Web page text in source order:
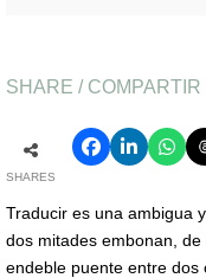
SHARE / COMPARTIR
SHARES
Traducir es una ambigua
dos mitades embonan,
endeble puente entre dos